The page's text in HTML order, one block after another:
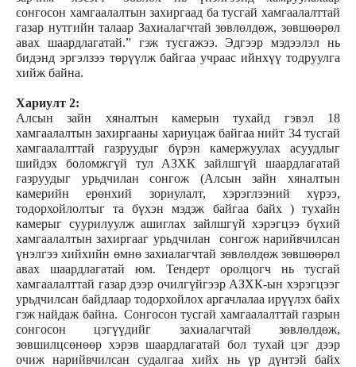
сонгосон хамгаалалтын захиргаад ба тусгай хамгаалалттай
газар нутгийн талаар Захиалагчтай зөвлөлдөж, зөвшөөрөл
авах шаардлагатай.” гэж тусгажээ. Эдгээр мэдээлэл нь
бидэнд эргэлзээ төрүүлж байгаа учраас ийнхүү тодруулга
хийж байна.
Хариулт 2:
Алсын зайн хяналтын камерын тухайд гэвэл 18
хамгаалалтын захиргааны хариуцаж байгаа нийт 34 тусгай
хамгаалалттай газруудыг бүрэн камержуулах асуудлыг
шийдэх боломжгүй тул АЗХК зайлшгүй шаардлагатай
газруудыг урьдчилан сонгож (Алсын зайн хяналтын
камерийн ерөнхий зориулалт, хэрэглээний хүрээ,
тодорхойлолтыг та бүхэн мэдэж байгаа байх ) тухайн
камерыг суурилуулж ашиглах зайлшгүй хэрэгцээ бүхий
хамгаалалтын захиргааг урьдчилан сонгож нарийвчилсан
үнэлгээ хийхийн өмнө захиалагчтай зөвлөлдөж зөвшөөрөл
авах шаардлагатай юм. Тендерт оролцогч нь тусгай
хамгаалалттай газар дээр очилгүйгээр АЗХК-ын хэрэгцээг
урьдчилсан байдлаар тодорхойлох аргачлалаа ирүүлэх байх
гэж найдаж байна. Сонгосон тусгай хамгаалалттай газрын
сонгосон цэгүүдийг захиалагчтай зөвлөлдөж,
зөвшилцсөнөөр хэрэв шаардлагатай бол тухай цэг дээр
очиж нарийвчилсан судалгаа хийх нь үр дүнтэй байх